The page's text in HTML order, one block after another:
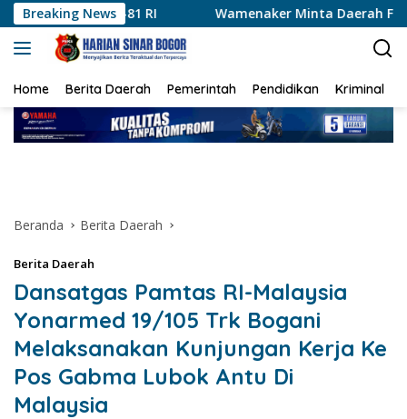
Langsung
ke
konten
Breaking News
Wamenaker Minta Daerah Fokus Kembangkan
Home Berita Daerah Pemerintah Pendidikan Kriminal
Beranda Berita Daerah
Berita Daerah
Dansatgas Pamtas RI-Malaysia
Yonarmed 19/105 Trk Bogani
Melaksanakan Kunjungan Kerja Ke
Pos Gabma Lubok Antu Di
Malaysia